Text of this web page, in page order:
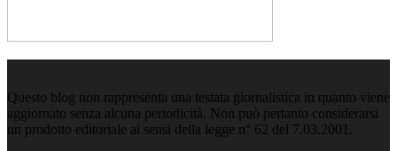
Questo blog non rappresenta una testata giornalistica in quanto viene
aggiornato senza alcuna periodicità. Non può pertanto considerarsi
un prodotto editoriale ai sensi della legge n° 62 del 7.03.2001.